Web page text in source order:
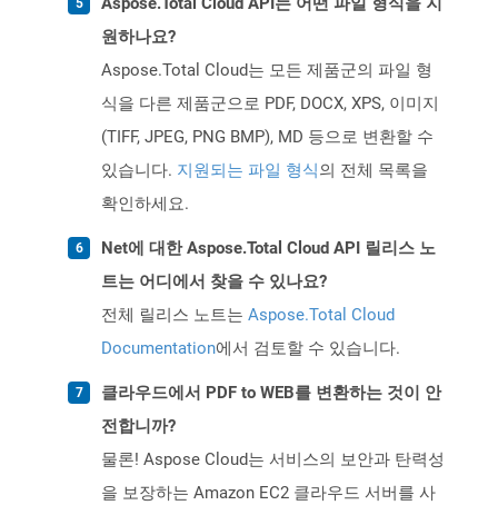
원하나요?
Aspose.Total Cloud는 모든 제품군의 파일 형
식을 다른 제품군으로 PDF, DOCX, XPS, 이미지
(TIFF, JPEG, PNG BMP), MD 등으로 변환할 수
있습니다. 지원되는 파일 형식의 전체 목록을
확인하세요.
Net에 대한 Aspose.Total Cloud API 릴리스 노
트는 어디에서 찾을 수 있나요?
전체 릴리스 노트는 Aspose.Total Cloud
Documentation에서 검토할 수 있습니다.
클라우드에서 PDF to WEB를 변환하는 것이 안
전합니까?
물론! Aspose Cloud는 서비스의 보안과 탄력성
을 보장하는 Amazon EC2 클라우드 서버를 사